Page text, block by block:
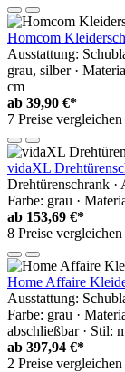
Homcom
Ausstattung:
grau, silber ·
cm
ab 39,90 €*
7 Preise vergleichen
vidaXL
Drehtürenschrank ·
Farbe: grau ·
ab 153,69 €*
8 Preise vergleichen
Home Affaire
Ausstattung:
Farbe: grau ·
abschließbar · Stil:
ab 397,94 €*
2 Preise vergleichen